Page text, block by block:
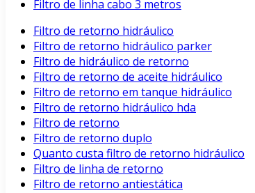
Filtro de linha cabo 3 metros
Filtro de retorno hidráulico
Filtro de retorno hidráulico parker
Filtro de hidráulico de retorno
Filtro de retorno de aceite hidráulico
Filtro de retorno em tanque hidráulico
Filtro de retorno hidráulico hda
Filtro de retorno
Filtro de retorno duplo
Quanto custa filtro de retorno hidráulico
Filtro de linha de retorno
Filtro de retorno antiestática